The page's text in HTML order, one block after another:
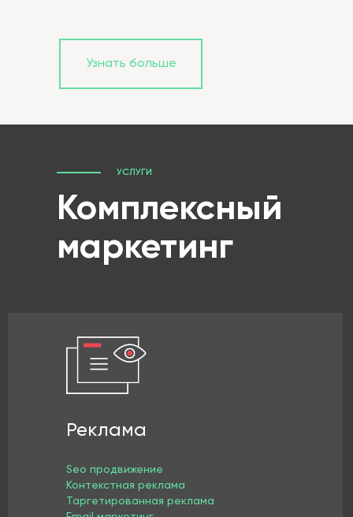
Узнать больше
УСЛУГИ
Комплексный
маркетинг
Seo продвижение
Контекстная реклама
Таргетированная реклама
Реклама